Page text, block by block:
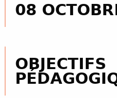
08
OBJECTIFS